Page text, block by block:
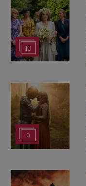
13
9